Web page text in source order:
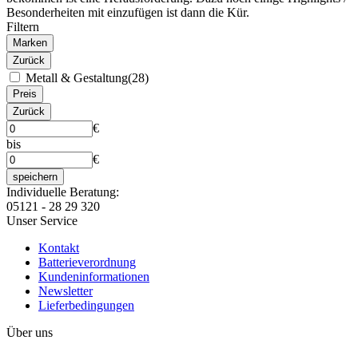
Besonderheiten mit einzufügen ist dann die Kür.
Filtern
Marken
Zurück
Metall & Gestaltung(28)
Preis
Zurück
€
bis
€
speichern
Individuelle Beratung:
05121 - 28 29 320
Unser Service
Kontakt
Batterieverordnung
Kundeninformationen
Newsletter
Lieferbedingungen
Über uns